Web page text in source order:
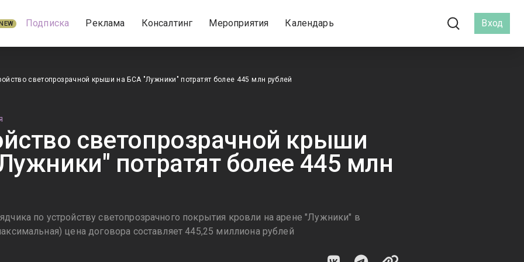
Подписка Реклама Консалтинг Мероприятия Календарь Вход
светопрозрачной крыши на БСА "Лужники" потратят более 445 млн рублей
светопрозрачной крыши
потратят более 445 млн
по устройству светопрозрачного покрытия кровли на арене "Лужники" в
цена договора составляет 445,25 миллиона рублей